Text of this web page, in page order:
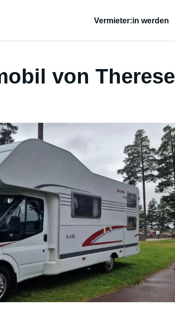
Vermieter:in werden
von Therese